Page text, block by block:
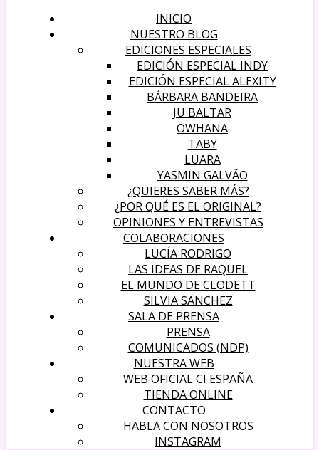
INICIO
NUESTRO BLOG
EDICIONES ESPECIALES
EDICIÓN ESPECIAL INDY
EDICIÓN ESPECIAL ALEXITY
BÁRBARA BANDEIRA
JU BALTAR
OWHANA
TABY
LUARA
YASMIN GALVÃO
¿QUIERES SABER MÁS?
¿POR QUÉ ES EL ORIGINAL?
OPINIONES Y ENTREVISTAS
COLABORACIONES
LUCÍA RODRIGO
LAS IDEAS DE RAQUEL
EL MUNDO DE CLODETT
SILVIA SANCHEZ
SALA DE PRENSA
PRENSA
COMUNICADOS (NDP)
NUESTRA WEB
WEB OFICIAL CI ESPAÑA
TIENDA ONLINE
CONTACTO
HABLA CON NOSOTROS
INSTAGRAM